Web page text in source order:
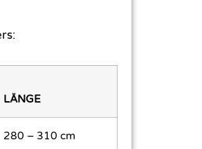
LÄNGE
280 – 310 cm